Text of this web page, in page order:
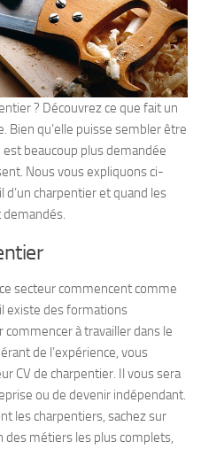
? Découvrez ce que fait un
Bien qu’elle puisse sembler être
beaucoup plus demandée
Nous vous expliquons ci-
charpentier et quand les
secteur commencent comme
existe des formations
à travailler dans le
de l’expérience, vous
CV de charpentier. Il vous sera
ou de devenir indépendant.
les charpentiers, sachez sur
des métiers les plus complets,